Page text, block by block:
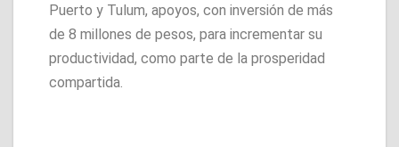
Puerto y Tulum, apoyos, con inversión de más
de 8 millones de pesos, para incrementar su
productividad, como parte de la prosperidad
compartida.